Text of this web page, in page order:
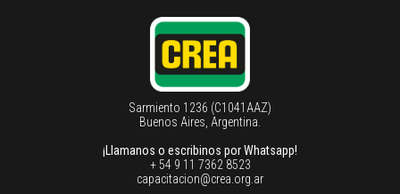
Sarmiento 1236 (C1041AAZ)
Buenos Aires, Argentina.
¡Llamanos o escribinos por Whatsapp!
+ 54 9 11 7362 8523
capacitacion@crea.org.ar